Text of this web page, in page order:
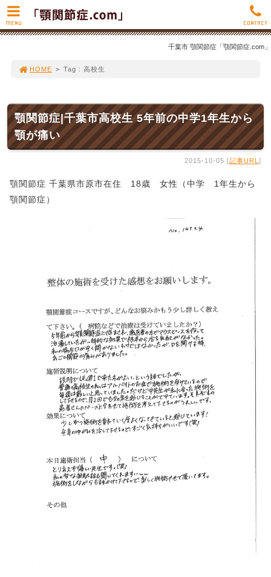
千葉市 顎関節症「顎関節症.com」
HOME > Tag : 高校生
顎関節症|千葉市高校生 5年前の中学1年生から
顎が痛い
2015-10-05 [記事URL ]
顎関節症 千葉県市原市在住 18歳 女性（中学 1年生から
顎関節症）
MENU CONTACT